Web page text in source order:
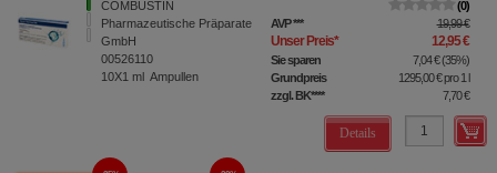
COMBUSTIN
Pharmazeutische Präparate
GmbH
00526110
10X1 ml Ampullen
0
AVP*** 19,99 €
Unser Preis* 12,95 €
Sie sparen 7,04 €(35%)
Grundpreis
1295,00 €pro 1 l
zzgl. BK**** 7,70 €
Details